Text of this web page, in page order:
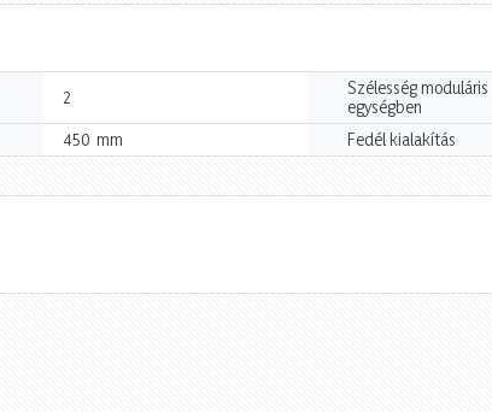
2
Szélesség moduláris
egységben
450 mm Fedél kialakítás